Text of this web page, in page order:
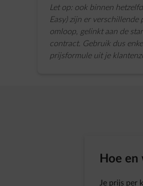
Let op: ook binnen
Easy) zijn er verschillende
omloop, gelinkt aan de
contract. Gebruik dus
prijsformule uit je
Hoe en
Je prijs per